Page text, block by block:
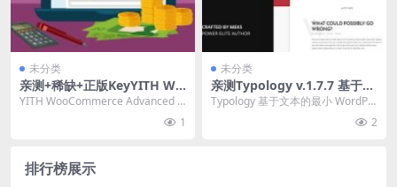
未分类
亲测+稀缺+正版KeyYITH Wo
oCommerce Advanced Ref
9.0 高级退款系统插件免费下
YITH WooCommerce Advanced R
1
未分类
亲测Typology v.1.7.7 基于文
本的最小 WordPress 博客主
题下载
Typology 基于文本的最小 WordPr
2
排行榜展示